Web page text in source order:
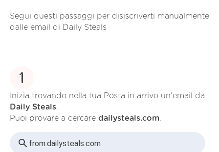
Segui questi passaggi per disiscriverti manualmente
dalle email di Daily Steals
1
Inizia trovando nella tua Posta in arrivo un'email da
Daily Steals.
Puoi provare a cercare dailysteals.com.
from:dailysteals.com